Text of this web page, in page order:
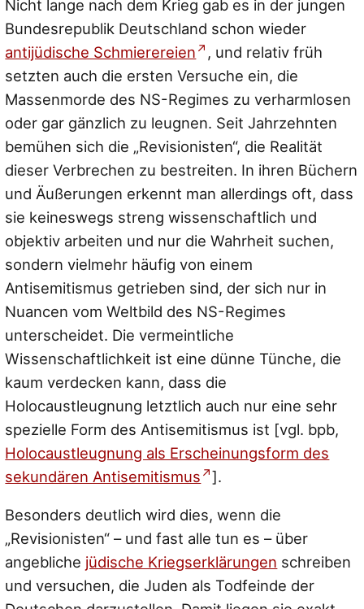
Nicht lange nach dem Krieg gab es in der jungen
Bundesrepublik Deutschland schon wieder
antijüdische Schmierereien
, und relativ früh
setzten auch die ersten Versuche ein, die
Massenmorde des NS-Regimes zu verharmlosen
oder gar gänzlich zu leugnen. Seit Jahrzehnten
bemühen sich die „Revisionisten“, die Realität
dieser Verbrechen zu bestreiten. In ihren Büchern
und Äußerungen erkennt man allerdings oft, dass
sie keineswegs streng wissenschaftlich und
objektiv arbeiten und nur die Wahrheit suchen,
sondern vielmehr häufig von einem
Antisemitismus getrieben sind, der sich nur in
Nuancen vom Weltbild des NS-Regimes
unterscheidet. Die vermeintliche
Wissenschaftlichkeit ist eine dünne Tünche, die
kaum verdecken kann, dass die
Holocaustleugnung letztlich auch nur eine sehr
spezielle Form des Antisemitismus ist [vgl. bpb,
Holocaustleugnung als Erscheinungsform des
sekundären Antisemitismus
].
Besonders deutlich wird dies, wenn die
„Revisionisten“ – und fast alle tun es – über
angebliche jüdische Kriegserklärungen schreiben
und versuchen, die Juden als Todfeinde der